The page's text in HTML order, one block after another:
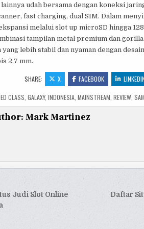
udah bersama dengan koneksi
fast charging, dual SIM. Dalam
melalui slot up microSD hingga 128
tampilan metal premium dan gorilla
lebih stabil dan nyaman dengan
2,7 mm.
SHARE: X FACEBOOK
CLASS GALAXY, INDONESIA, MAINSTREAM REVIEW,
Mark Martinez
Daftar
Judi Slot Online